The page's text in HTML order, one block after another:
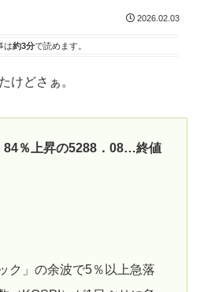
2026.02.03
は約3分で読めます。
けどさぁ。
84％上昇の5288．08…終値
ク」の余波で5％以上急落